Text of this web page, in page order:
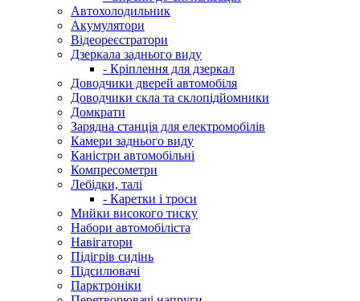
Автохолодильник
Акумулятори
Відеореєстратори
Дзеркала заднього виду
- Кріплення для дзеркал
Доводчики дверей автомобіля
Доводчики скла та склопідйомники
Домкрати
Зарядна станція для електромобілів
Камери заднього виду
Каністри автомобільні
Компресометри
Лебідки, талі
- Каретки і троси
Мийки високого тиску
Набори автомобіліста
Навігатори
Підігрів сидінь
Підсилювачі
Парктроніки